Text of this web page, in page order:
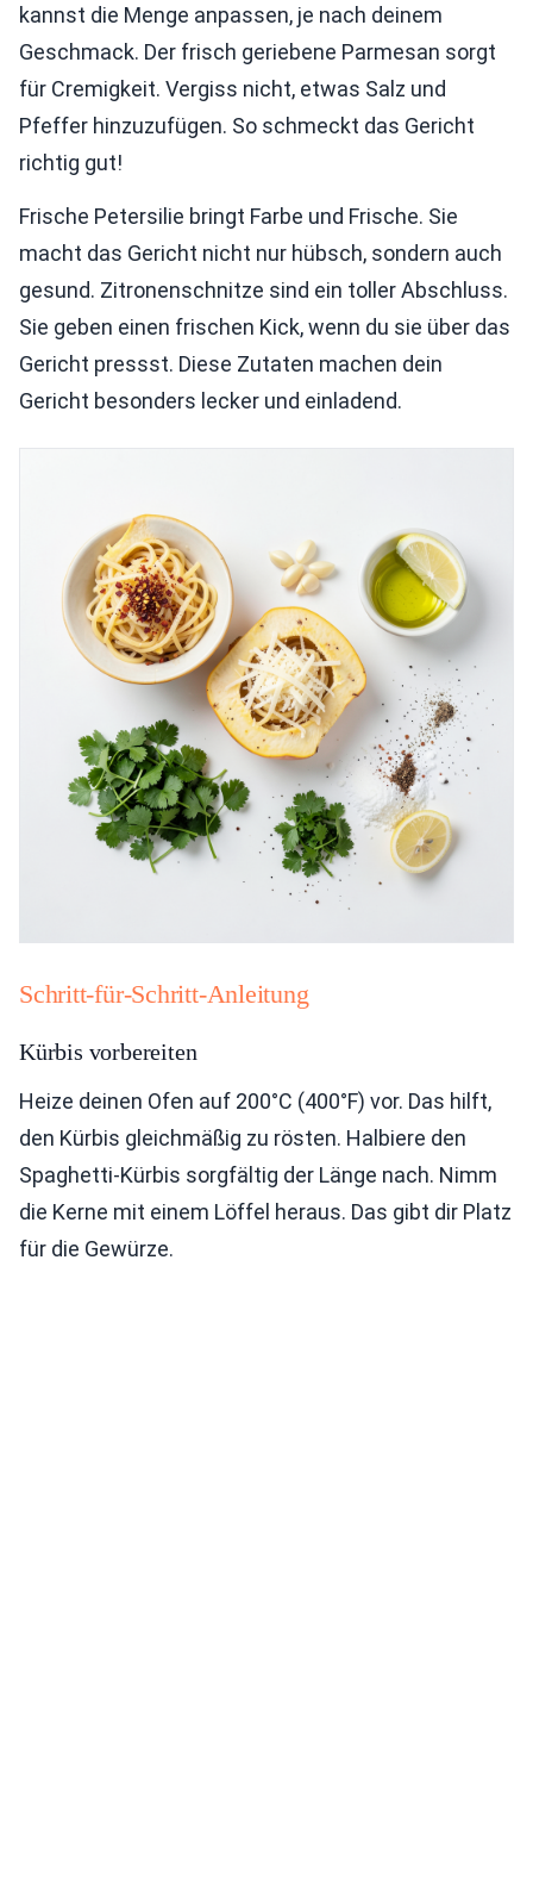
kannst die Menge anpassen, je nach deinem
Geschmack. Der frisch geriebene Parmesan sorgt
für Cremigkeit. Vergiss nicht, etwas Salz und
Pfeffer hinzuzufügen. So schmeckt das Gericht
richtig gut!
Frische Petersilie bringt Farbe und Frische. Sie
macht das Gericht nicht nur hübsch, sondern auch
gesund. Zitronenschnitze sind ein toller Abschluss.
Sie geben einen frischen Kick, wenn du sie über das
Gericht pressst. Diese Zutaten machen dein
Gericht besonders lecker und einladend.
Schritt-für-Schritt-Anleitung
Kürbis vorbereiten
Heize deinen Ofen auf 200°C (400°F) vor. Das hilft,
den Kürbis gleichmäßig zu rösten. Halbiere den
Spaghetti-Kürbis sorgfältig der Länge nach. Nimm
die Kerne mit einem Löffel heraus. Das gibt dir Platz
für die Gewürze.